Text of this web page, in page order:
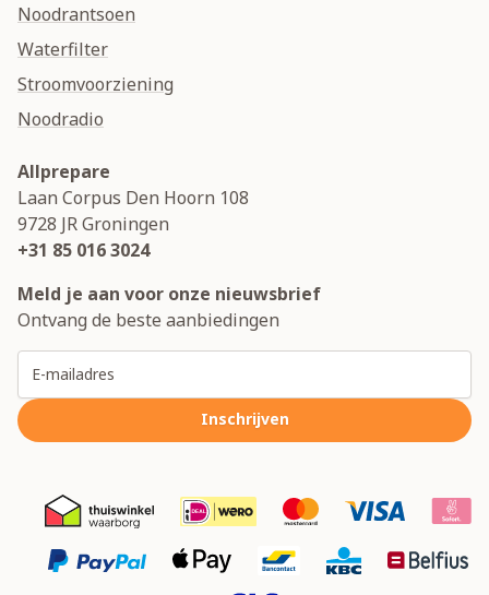
Noodrantsoen
Waterfilter
Stroomvoorziening
Noodradio
Allprepare
Laan Corpus Den Hoorn 108
9728 JRGroningen
+31 85 016 3024
Meld je aan voor onze nieuwsbrief
Ontvang de beste aanbiedingen
Inschrijven